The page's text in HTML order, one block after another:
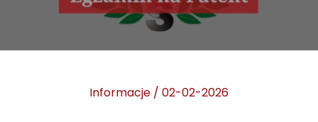
Informacje / 02-02-2026